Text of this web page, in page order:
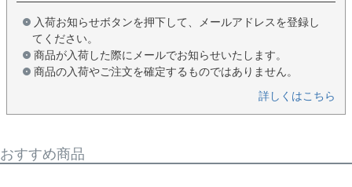
入荷お知らせボタンを押下して、メールアドレスを登録し
てください。
商品が入荷した際にメールでお知らせいたします。
商品の入荷やご注文を確定するものではありません。
詳しくはこちら
おすすめ商品